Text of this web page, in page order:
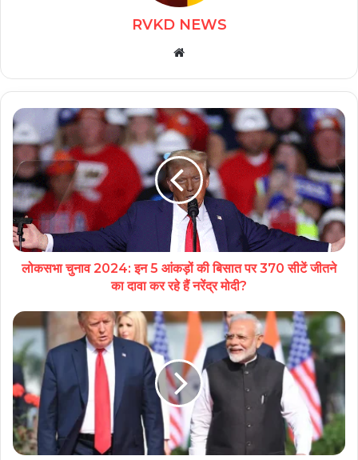
RVKD NEWS
Website
लोकसभा चुनाव 2024: इन 5 आंकड़ों की बिसात पर 370 सीटें जीतने
का दावा कर रहे हैं नरेंद्र मोदी?